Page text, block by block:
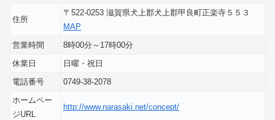
住所
〒522-0253 滋賀県犬上郡犬上郡甲良町正楽寺５５３
MAP
営業時間
8時00分～17時00分
休業日
日曜・祝日
電話番号
0749-38-2078
ホームペー
ジURL
http://www.narasaki.net/concept/